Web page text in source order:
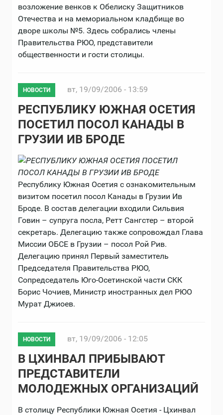
возложение венков к Обелиску Защитников
Отечества и на мемориальном кладбище во
дворе школы №5. Здесь собрались члены
Правительства РЮО, представители
общественности и гости столицы.
НОВОСТИ вт, 19/09/2006 - 13:59
РЕСПУБЛИКУ ЮЖНАЯ ОСЕТИЯ
ПОСЕТИЛ ПОСОЛ КАНАДЫ В
ГРУЗИИ ИВ БРОДЕ
Республику Южная Осетия с ознакомительным
визитом посетил посол Канады в Грузии Ив
Броде. В состав делегации входили Сильвия
Говин – супруга посла, Ретт Сангстер – второй
секретарь. Делегацию также сопровождал Глава
Миссии ОБСЕ в Грузии – посол Рой Рив.
Делегацию принял Первый заместитель
Председателя Правительства РЮО,
Сопредседатель Юго-Осетинской части СКК
Борис Чочиев, Министр иностранных дел РЮО
Мурат Джиоев.
НОВОСТИ вт, 19/09/2006 - 12:05
В ЦХИНВАЛ ПРИБЫВАЮТ
ПРЕДСТАВИТЕЛИ
МОЛОДЕЖНЫХ ОРГАНИЗАЦИЙ
В столицу Республики Южная Осетия - Цхинвал